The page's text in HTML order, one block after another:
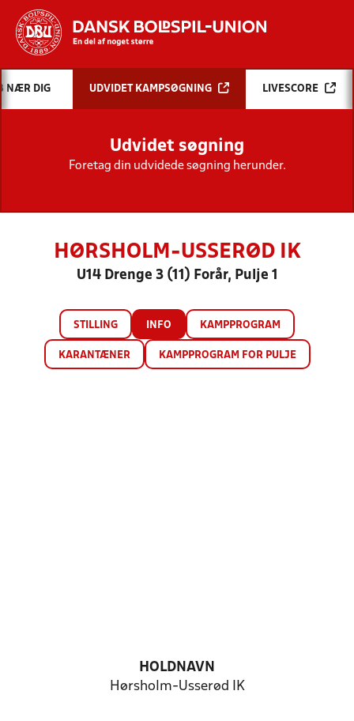
Hvad vil du søge efter?
INDHOLD OG NYHEDER
STILLINGER, RESULTATER, KLUBBER OG
HOLD
NÆR DIG UDVIDET KAMPSØGNING LIVESCORE
Udvidet søgning
Foretag din udvidede søgning herunder.
HØRSHOLM-USSERØD IK
U14 Drenge 3 (11) Forår, Pulje 1
STILLING INFO KAMPPROGRAM
KARANTÆNER KAMPPROGRAM FOR PULJE
HOLDNAVN
Hørsholm-Usserød IK